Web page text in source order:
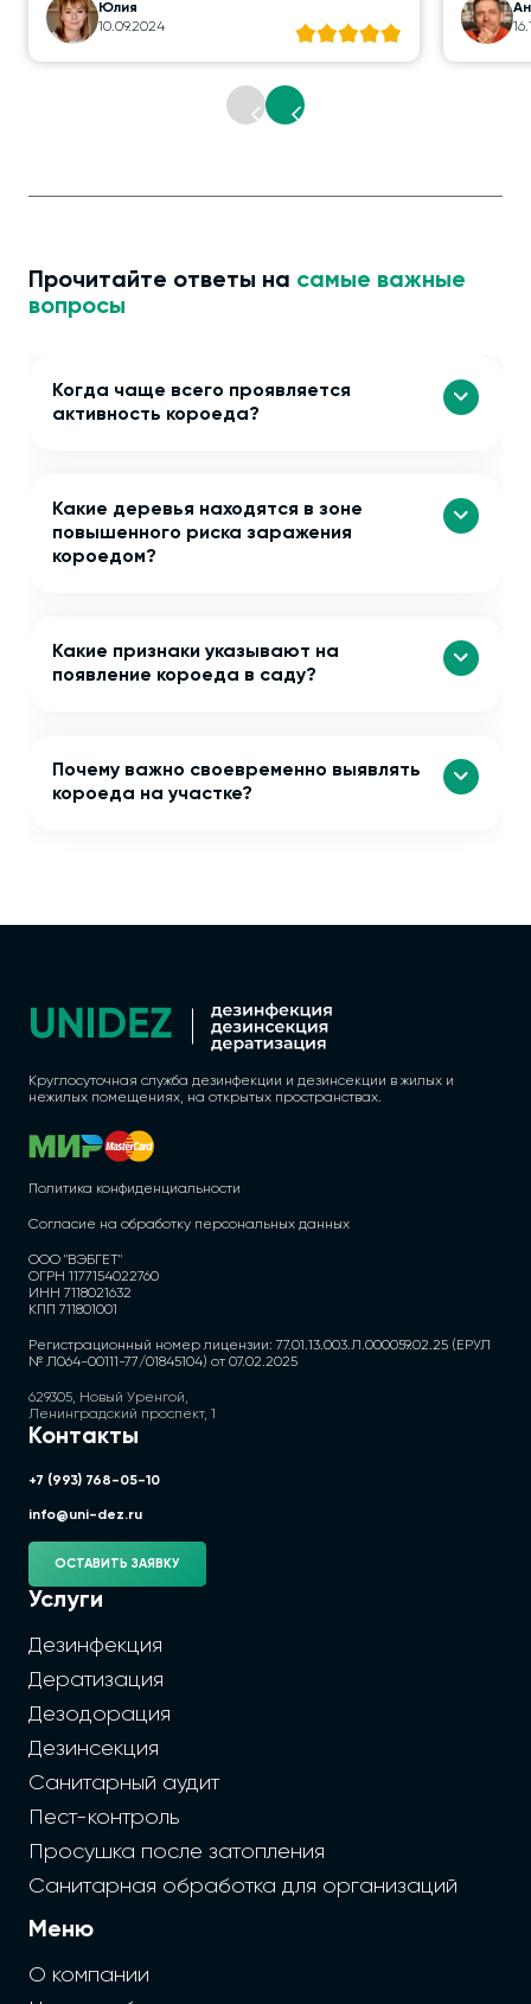
Юлия
10.09.2024
Прочитайте ответы на самые важные
вопросы
Когда чаще всего проявляется
активность короеда?
Какие деревья находятся в зоне
повышенного риска заражения
короедом?
Какие признаки указывают на
появление короеда в саду?
Почему важно своевременно выявлять
короеда на участке?
Круглосуточная служба дезинфекции и дезинсекции в жилых и
нежилых помещениях, на открытых пространствах.
Политика конфиденциальности
Согласие на обработку персональных данных
ООО "ВЭБГЕТ"
ОГРН 1177154022760
ИНН 7118021632
КПП 711801001
Регистрационный номер лицензии: 77.01.13.003.Л.000059.02.25 (ЕРУЛ
№ Л064-00111-77/01845104) от 07.02.2025
629305, Новый Уренгой,
Ленинградский проспект, 1
Контакты
+7 (993) 768-05-10
info@uni-dez.ru
ОСТАВИТЬ ЗАЯВКУ
Услуги
Дезинфекция
Дератизация
Дезодорация
Дезинсекция
Санитарный аудит
Пест-контроль
Просушка после затопления
Санитарная обработка для организаций
Меню
О компании